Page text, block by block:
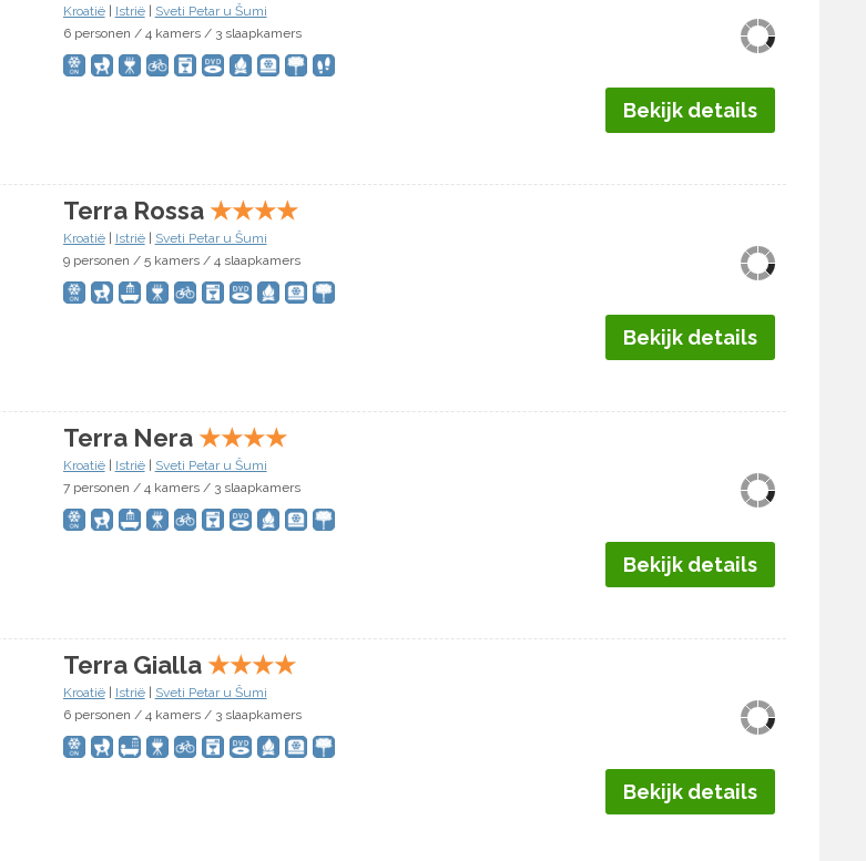
Kroatië| Istrië| Sveti Petar u Šumi
6 personen / 4 kamers / 3 slaapkamers
Bekijk details
Terra Rossa ★★★★
Kroatië| Istrië|
Sveti Petar u Šumi
9 personen / 5 kamers / 4 slaapkamers
Bekijk details
Terra Nera ★★★★
Kroatië| Istrië|
Sveti Petar u Šumi
7 personen / 4 kamers / 3 slaapkamers
Bekijk details
Terra Gialla ★★★★
Kroatië| Istrië|
Sveti Petar u Šumi
6 personen / 4 kamers / 3 slaapkamers
Bekijk details